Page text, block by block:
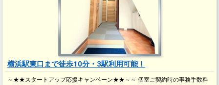
横浜駅東口まで徒歩10分・3駅利用可能！
～★★スタートアップ応援キャンペーン★★～～ 個室ご契約時の事務手数料